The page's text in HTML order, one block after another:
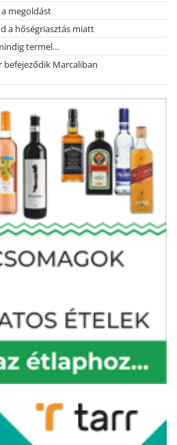
megoldást
a hőségriasztás miatt
termel…
befejeződik Marcaliban